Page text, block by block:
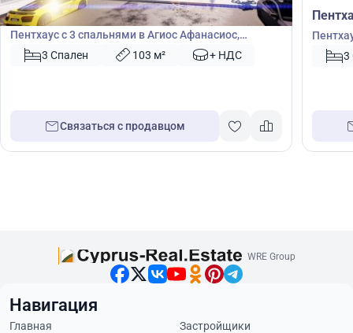
Пентхаус
Пентхаус с 3 спальнями в Агиос Афанасиос,
Лимасол, Кипр № 41540
3 Спален 103 м² + НДС
Связаться с продавцом
Кипр3
WRE Group
Навигация
Главная
Застройщики